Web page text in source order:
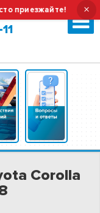
×
Corolla